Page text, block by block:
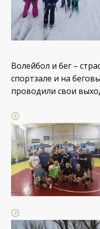
Волейбол и бег –
спортзале и на
проводили свои